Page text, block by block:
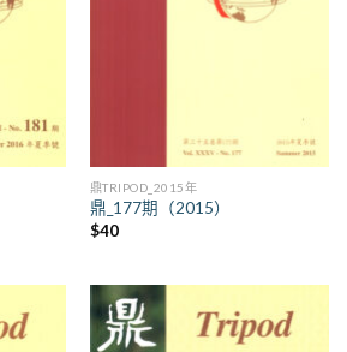
鼎TRIPOD_2015年
鼎_177期（2015）
$40